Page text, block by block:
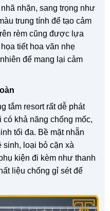
nhặn, sang trọng như
trung tính để tạo cảm
rèm cũng được lựa
tiết hoa văn nhẹ
để mang lại cảm
tắm resort rất dễ phát
khả năng chống mốc,
tối đa. Bề mặt nhẵn
sinh, loại bỏ cặn xà
kiện đi kèm như thanh
liệu chống gỉ sét để